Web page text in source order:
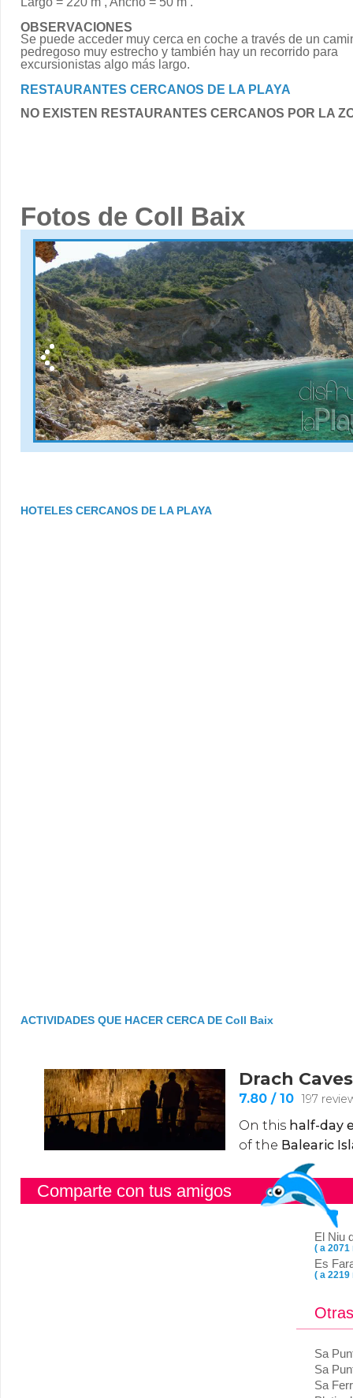
OBSERVACIONES
Se puede acceder muy cerca en coche a través de un
pedregoso muy estrecho y también hay un recorrido para
excursionistas algo más largo.
RESTAURANTES CERCANOS DE LA PLAYA
NO EXISTEN RESTAURANTES CERCANOS POR LA
Fotos de Coll Baix
HOTELES CERCANOS DE LA PLAYA
ACTIVIDADES QUE HACER CERCA DE Coll Baix
Comparte con tus amigos
El Niu
( a 2071
Es
( a 2219
Sa
Sa
Sa